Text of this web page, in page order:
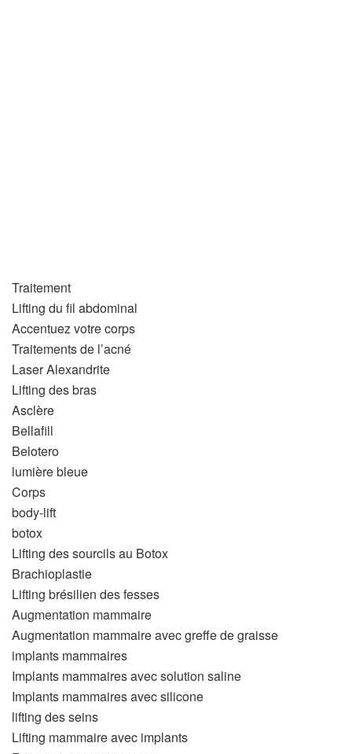
Traitement
Lifting du fil abdominal
Accentuez votre corps
Traitements de l’acné
Laser Alexandrite
Lifting des bras
Asclère
Bellafill
Belotero
lumière bleue
Corps
body-lift
botox
Lifting des sourcils au Botox
Brachioplastie
Lifting brésilien des fesses
Augmentation mammaire
Augmentation mammaire avec greffe de graisse
implants mammaires
Implants mammaires avec solution saline
Implants mammaires avec silicone
lifting des seins
Lifting mammaire avec implants